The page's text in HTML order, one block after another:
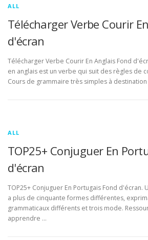
ALL
Télécharger Verbe Courir
d'écran
Télécharger Verbe Courir En Anglais Fond
en anglais est un verbe qui suit des règles de
Cours de grammaire très simples à
ALL
TOP25+ Conjuguer En
d'écran
TOP25+ Conjuguer En Portugais Fond
a plus de cinquante formes différentes,
grammaticaux différents et trois mode.
apprendre …